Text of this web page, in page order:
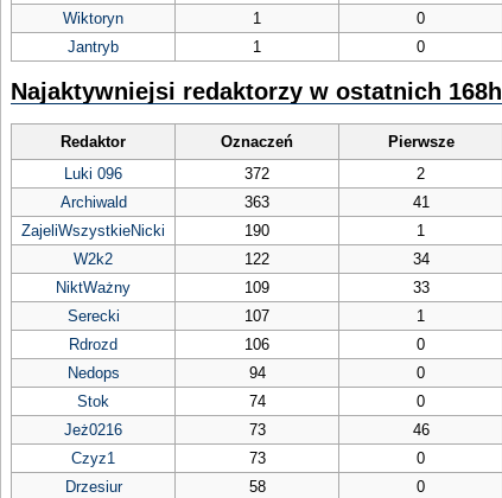
Wiktoryn
1 0
Jantryb
1 0
Najaktywniejsi redaktorzy w ostatnich 168h
Redaktor Oznaczeń Pierwsze
Luki 096
372 2
Archiwald
363 41
ZajeliWszystkieNicki
190 1
W2k2
122 34
NiktWażny
109 33
Serecki
107 1
Rdrozd
106 0
Nedops
94 0
Stok
74 0
Jeż0216
73 46
Czyz1
73 0
Drzesiur
58 0